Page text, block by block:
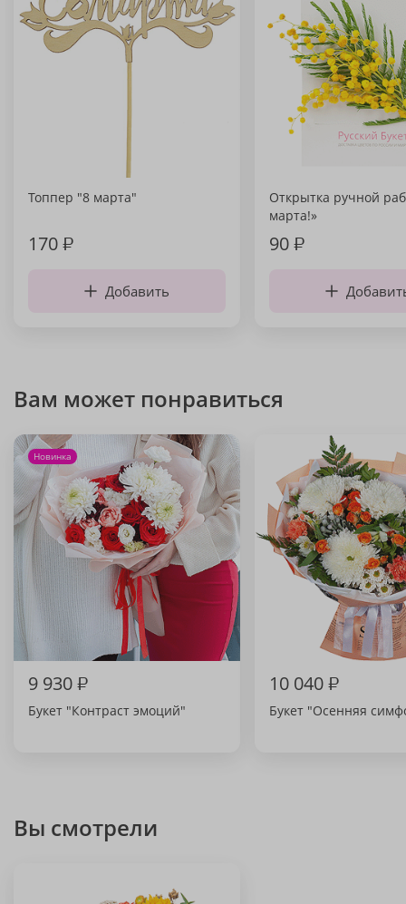
Топпер "8 марта"
170₽
Добавить
Открытка ручной
марта!»
90₽
Вам может понравиться
Новинка
9 930₽
Букет "Контраст эмоций"
10 040₽
Букет "Осенняя
Вы смотрели